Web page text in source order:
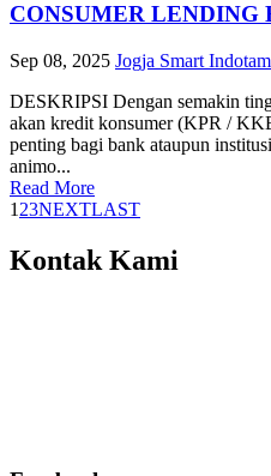
CONSUMER LENDING
Sep 08, 2025 Jogja Smart
DESKRIPSI Dengan semakin
akan kredit konsumer (KPR /
penting bagi bank ataupun
animo...
Read More
1 23NEXTLAST
Kontak Kami